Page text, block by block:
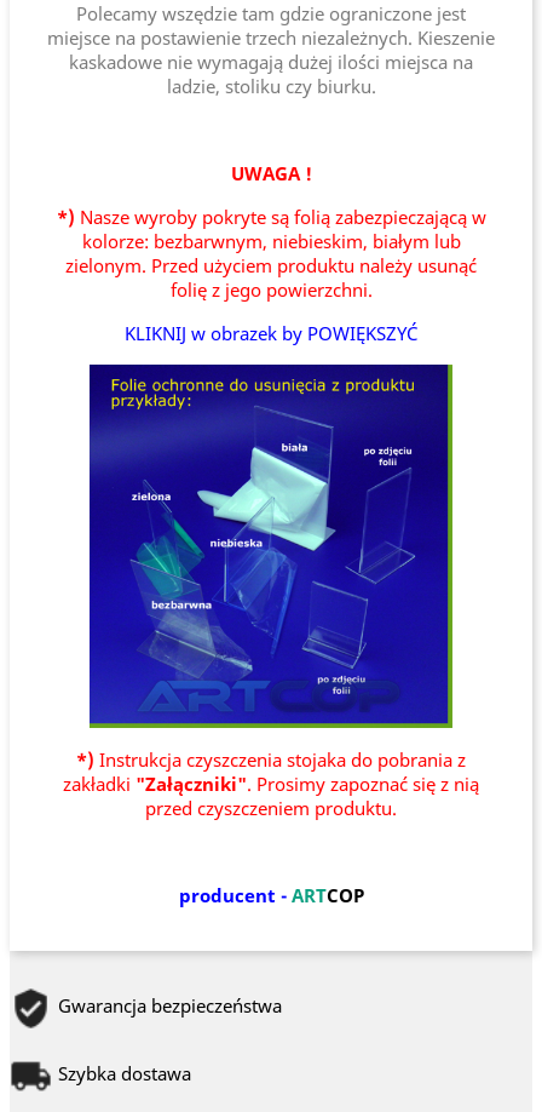
Polecamy wszędzie tam gdzie ograniczone jest
miejsce na postawienie trzech niezależnych. Kieszenie
kaskadowe nie wymagają dużej ilości miejsca na
ladzie, stoliku czy biurku.
UWAGA !
*) Nasze wyroby pokryte są folią zabezpieczającą w
kolorze: bezbarwnym, niebieskim, białym lub
zielonym. Przed użyciem produktu należy usunąć
folię z jego powierzchni.
KLIKNIJ w obrazek by POWIĘKSZYĆ
*) Instrukcja czyszczenia stojaka do pobrania z
zakładki "Załączniki". Prosimy zapoznać się z nią
przed czyszczeniem produktu.
producent - ARTCOP
Gwarancja bezpieczeństwa
Szybka dostawa